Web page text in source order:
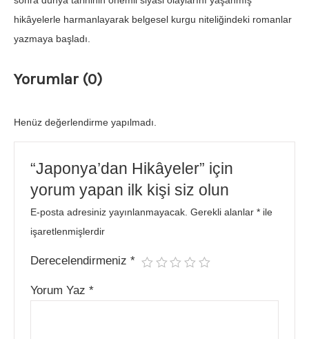
hikâyelerle harmanlayarak belgesel kurgu niteliğindeki romanlar
yazmaya başladı.
Yorumlar (0)
Henüz değerlendirme yapılmadı.
“Japonya’dan Hikâyeler” için
yorum yapan ilk kişi siz olun
E-posta adresiniz yayınlanmayacak. Gerekli alanlar* ile
işaretlenmişlerdir
Derecelendirmeniz*
Yorum Yaz*